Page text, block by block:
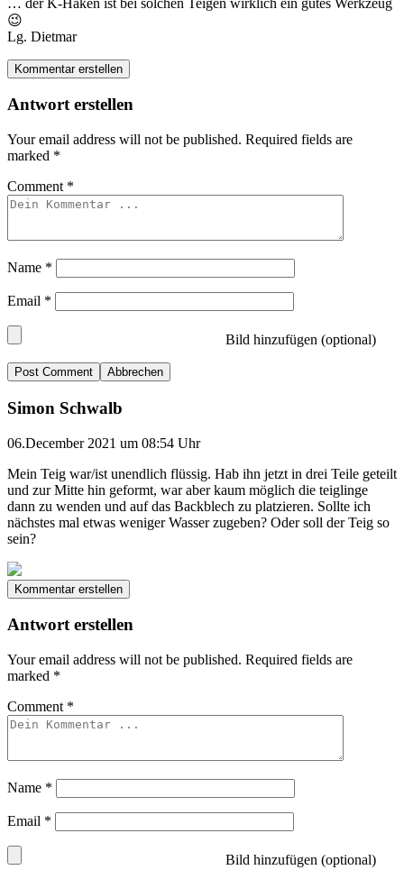
😉
Lg. Dietmar
Kommentar erstellen
Antwort erstellen
Your email address will not be published. Required fields are
marked *
Comment *
Name *
Email *
Bild hinzufügen (optional)
Abbrechen
Simon Schwalb
06.December 2021 um 08:54 Uhr
Mein Teig war/ist unendlich flüssig. Hab ihn jetzt in drei Teile geteilt
und zur Mitte hin geformt, war aber kaum möglich die teiglinge
dann zu wenden und auf das Backblech zu platzieren. Sollte ich
nächstes mal etwas weniger Wasser zugeben? Oder soll der Teig so
sein?
Kommentar erstellen
Antwort erstellen
Your email address will not be published. Required fields are
marked *
Comment *
Name *
Email *
Bild hinzufügen (optional)